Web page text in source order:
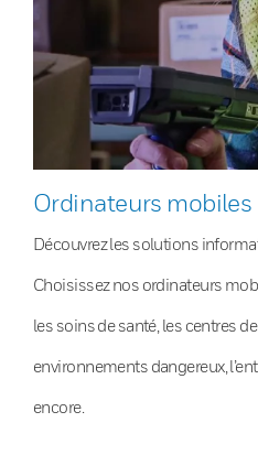
Ordinateurs mobiles
Découvrez les solutions
Choisissez nos ordinateurs
les soins de santé, les centres
environnements dangereux,
encore.